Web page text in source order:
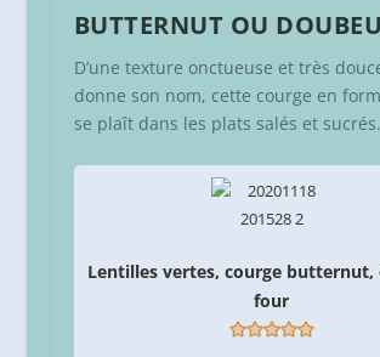
BUTTERNUT OU
D’une texture onctueuse et très
donne son nom, cette courge en
se plaît dans les plats salés et sucrés.
Lentilles vertes, courge butternut,
four